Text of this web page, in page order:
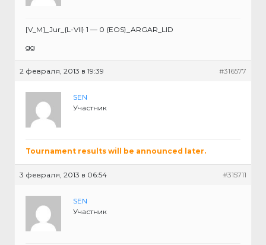
[V_M]_Jur_{L-VII} 1 — 0 {EOS}_ARGAR_LID
gg
2 февраля, 2013 в 19:39 #316577
SEN
Участник
Tournament results will be announced later.
3 февраля, 2013 в 06:54 #315711
SEN
Участник